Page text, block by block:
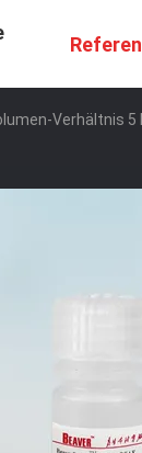
Verhältnis 5